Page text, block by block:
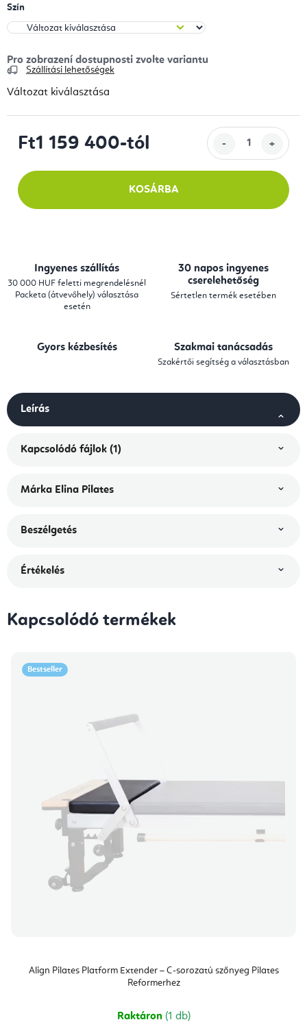
Szín
Szállítási lehetőségek
Változat kiválasztása
Ft1 159 400-tól
KOSÁRBA
Ingyenes szállítás
30 000 HUF feletti megrendelésnél
Packeta (átvevőhely) választása
esetén
30 napos ingyenes
cserelehetőség
Sértetlen termék esetében
Gyors kézbesítés Szakmai tanácsadás
Szakértői segítség a választásban
Leírás
Kapcsolódó fájlok (1)
Márka Elina Pilates
Beszélgetés
Értékelés
Kapcsolódó termékek
Bestseller
Align Pilates Platform Extender – C-sorozatú szőnyeg Pilates
Reformerhez
Raktáron (1 db)